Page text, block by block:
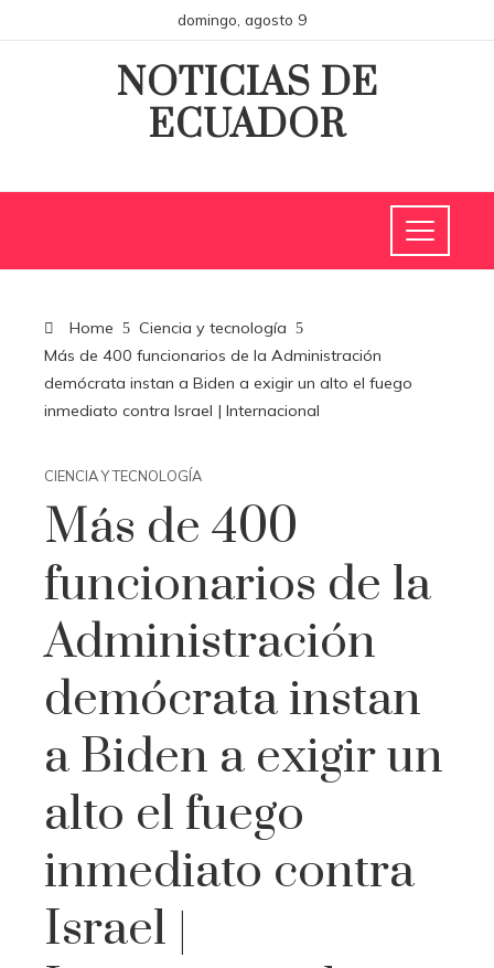
domingo, agosto 9
NOTICIAS DE
ECUADOR
Home
Ciencia y tecnología
Más de 400 funcionarios de la Administración
demócrata instan a Biden a exigir un alto el fuego
inmediato contra Israel | Internacional
CIENCIA Y TECNOLOGÍA
Más de 400
funcionarios de la
Administración
demócrata instan
a Biden a exigir un
alto el fuego
inmediato contra
Israel |